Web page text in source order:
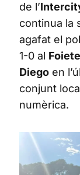
de l’
continua la
agafat el
1-0 al
Diego en
conjunt
numèrica.